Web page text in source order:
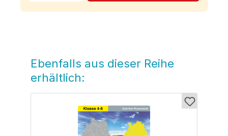
Produktgalerie überspringen
Ebenfalls aus dieser Reihe
erhältlich: